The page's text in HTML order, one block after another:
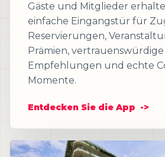
Gäste und Mitglieder
einfache Eingangstür für
Reservierungen,
Prämien, vertrauenswürdige
Empfehlungen und echte
Momente.
Entdecken Sie die App